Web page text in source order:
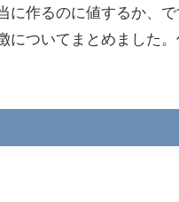
に作るのに値するか、
ついてまとめました